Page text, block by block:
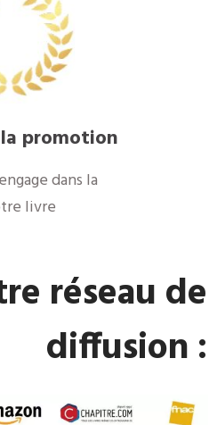
promotion
dans la
livre
réseau de
diffusion :